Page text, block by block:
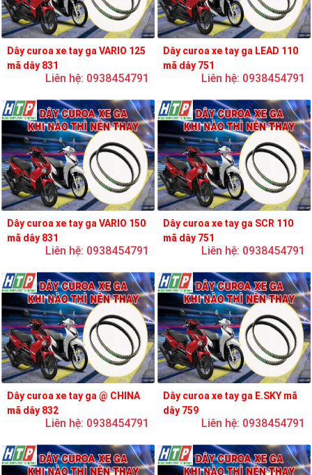
Dây curoa xe tay ga VARIO 125
mã dây 831
Liên hệ: 0938454791
Dây curoa xe tay ga LEAD 110
mã dây 751
Liên hệ: 0938454791
Dây curoa xe tay ga VARIO 150
mã dây 831
Liên hệ: 0938454791
Dây curoa xe tay ga SCR 110
mã dây 751
Liên hệ: 0938454791
Dây curoa xe tay ga @ CHINA
mã dây 832
Liên hệ: 0938454791
Dây curoa xe tay ga E.SKY mã
dây 759
Liên hệ: 0938454791